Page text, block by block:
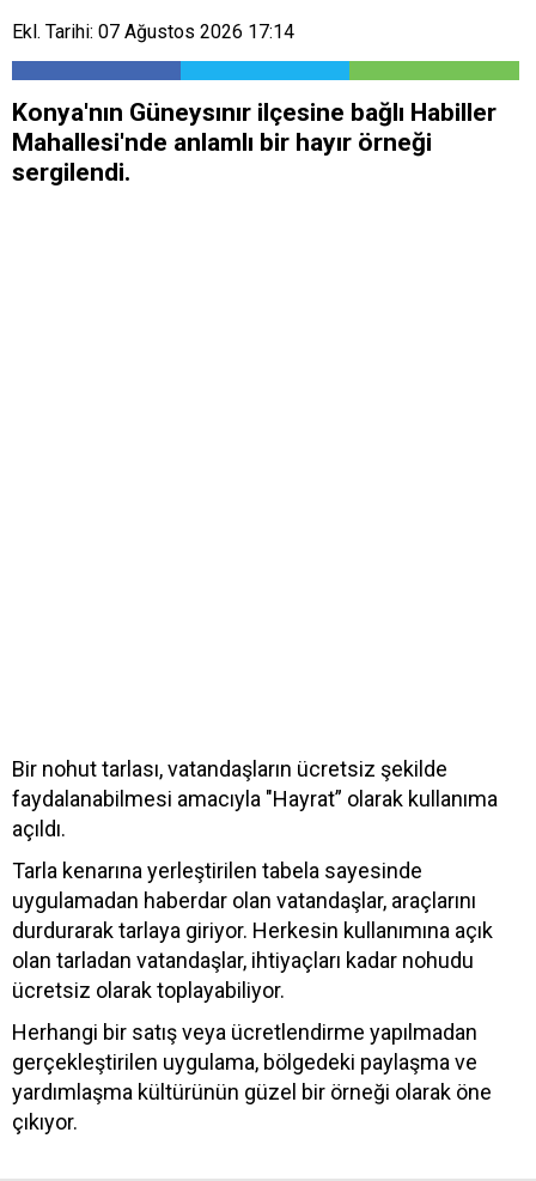
Ekl. Tarihi: 07 Ağustos 2026 17:14
Konya'nın Güneysınır ilçesine bağlı Habiller
Mahallesi'nde anlamlı bir hayır örneği
sergilendi.
Bir nohut tarlası, vatandaşların ücretsiz şekilde
faydalanabilmesi amacıyla "Hayrat” olarak kullanıma
açıldı.
Tarla kenarına yerleştirilen tabela sayesinde
uygulamadan haberdar olan vatandaşlar, araçlarını
durdurarak tarlaya giriyor. Herkesin kullanımına açık
olan tarladan vatandaşlar, ihtiyaçları kadar nohudu
ücretsiz olarak toplayabiliyor.
Herhangi bir satış veya ücretlendirme yapılmadan
gerçekleştirilen uygulama, bölgedeki paylaşma ve
yardımlaşma kültürünün güzel bir örneği olarak öne
çıkıyor.